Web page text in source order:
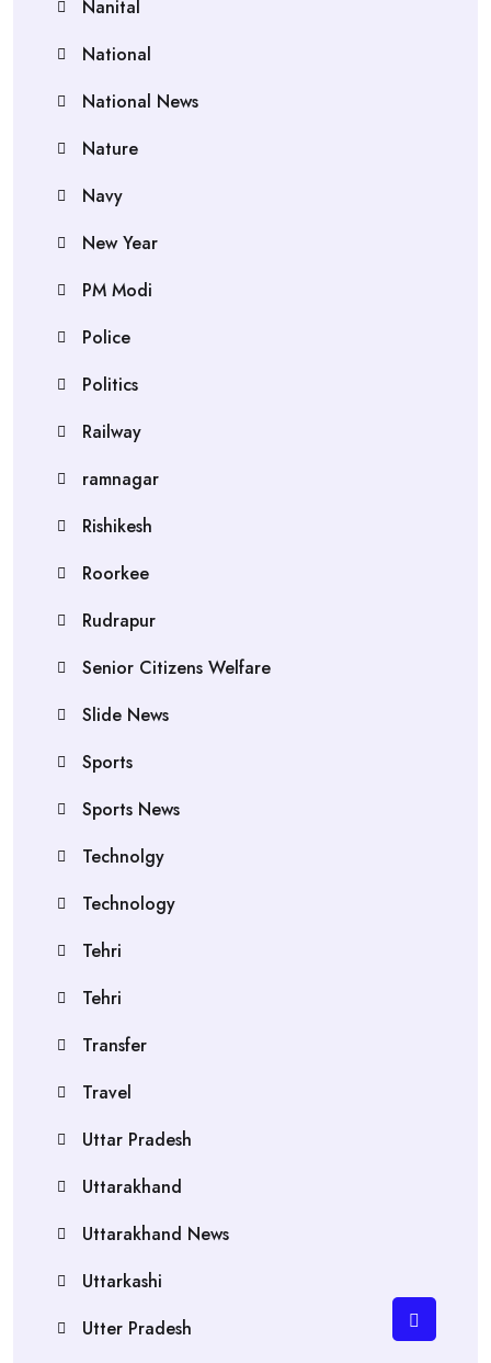
Nanital
National
National News
Nature
Navy
New Year
PM Modi
Police
Politics
Railway
ramnagar
Rishikesh
Roorkee
Rudrapur
Senior Citizens Welfare
Slide News
Sports
Sports News
Technolgy
Technology
Tehri
Tehri
Transfer
Travel
Uttar Pradesh
Uttarakhand
Uttarakhand News
Uttarkashi
Utter Pradesh